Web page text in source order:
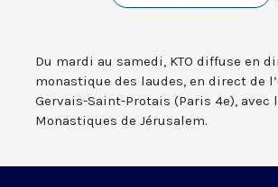
Du mardi au samedi, KTO diffuse en
monastique des laudes, en direct de
Gervais-Saint-Protais (Paris 4e), avec
Monastiques de Jérusalem.